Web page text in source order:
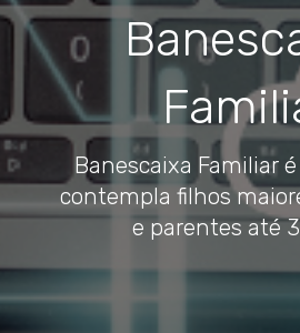
Banescaixa Familiar
contempla filhos
e parentes até